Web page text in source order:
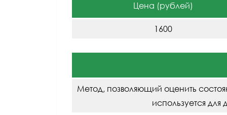
Цена (рублей)
1600
Метод, позволяющий оценить
используется